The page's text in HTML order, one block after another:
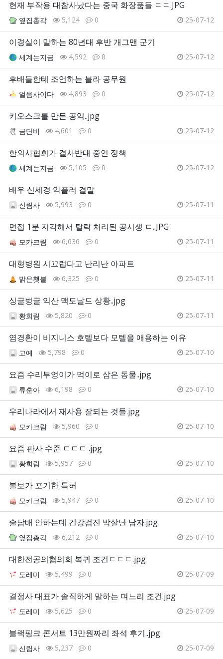
현재 부작용 대참사났다는 중국 화장품들 ㄷㄷ.JPG
옆집총각 5,124 0 25-07-12
이경실이 말하는 80년대 후반 개그맨 군기
세계는지금 4,592 0 25-07-12
후배들한테 조언하는 블라 공무원
얼음사이다 4,893 0 25-07-12
키오스크를 만든 공익..jpg
금단비 4,601 0 25-07-12
한의사협회가 결사반대 중인 정책
세계는지금 5,105 0 25-07-12
배우 신세경 악플러 결말
신림사 5,993 0 25-07-11
면접 1분 지각해서 탈락 처리된 공시생 ㄷ..JPG
모카크림 6,636 0 25-07-11
대형병원 시끄럽다고 난리난 아파트
밝은횃불 6,325 0 25-07-11
싱글벙글 익산 맥도날드 상황..jpg
황희림 5,820 0 25-07-11
염경환이 비지니스 호텔보다 모텔을 애용하는 이유
고예 5,798 0 25-07-10
요즘 수리부엉이가 먹이로 삼은 동물..jpg
류훈아 6,198 0 25-07-10
우리나라에서 재사용 잘되는 것들.jpg
모카크림 5,960 0 25-07-10
요즘 판사 수준 ㄷㄷㄷ .jpg
황희림 5,957 0 25-07-10
볼보가 포기한 특허
모카크림 5,947 0 25-07-10
술담배 안하는데 건강검진 박살난 남자.jpg
옆집총각 6,212 0 25-07-10
대한전공의협의회 복귀 조건ㄷㄷㄷ.jpg
도레미 5,499 0 25-07-09
결정사 대표가 솔직하게 말하는 며느리 조건.jpg
도레미 5,625 0 25-07-09
블랙핑크 콘서트 13만원짜리 좌석 후기..jpg
신림사 5,237 0 25-07-09